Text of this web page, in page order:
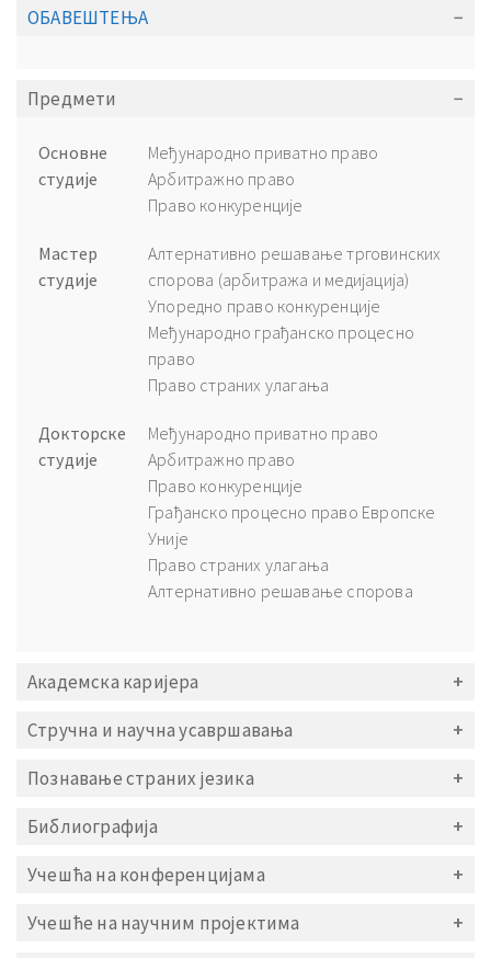
ОБАВЕШТЕЊА
Предмети
Основне
студије
Међународно приватно право
Арбитражно право
Право конкуренције
Мастер
студије
Алтернативно решавање трговинских
спорова (арбитража и медијација)
Упоредно право конкуренције
Међународно грађанско процесно
право
Право страних улагања
Докторске
студије
Међународно приватно право
Арбитражно право
Право конкуренције
Грађанско процесно право Европске
Уније
Право страних улагања
Алтернативно решавање спорова
Академска каријера
Стручна и научна усавршавања
Познавање страних језика
Библиографија
Учешћа на конференцијама
Учешће на научним пројектима